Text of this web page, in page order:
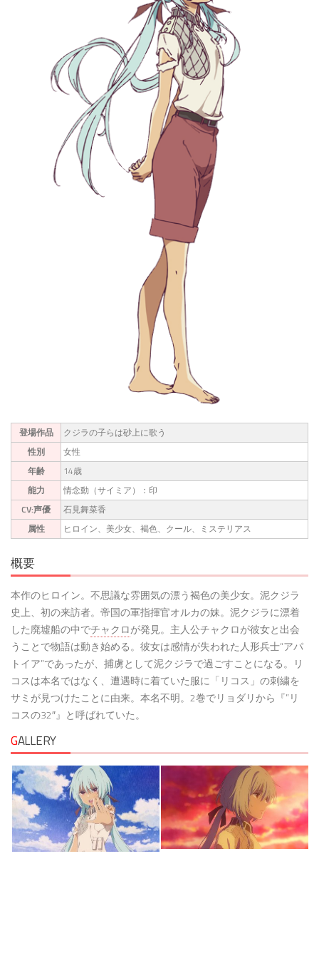
登場作品
クジラの子らは砂上に歌う
性別
女性
年齢
14歳
能力
情念動（サイミア）：印
CV:声優
石見舞菜香
属性
ヒロイン、美少女、褐色、クール、ミステリアス
概要
本作のヒロイン。不思議な雰囲気の漂う褐色の美少女。泥クジラ
史上、初の来訪者。帝国の軍指揮官オルカの妹。泥クジラに漂着
した廃墟船の中でチャクロが発見。主人公チャクロが彼女と出会
うことで物語は動き始める。彼女は感情が失われた人形兵士“アパ
トイア”であったが、捕虜として泥クジラで過ごすことになる。リ
コスは本名ではなく、遭遇時に着ていた服に「リコス」の刺繍を
サミが見つけたことに由来。本名不明。2巻でリョダリから『”リ
コスの32″』と呼ばれていた。
GALLERY